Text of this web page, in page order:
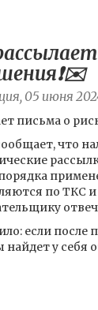
05 июня
письма о
что
по ТКС
если после
найдет у себя